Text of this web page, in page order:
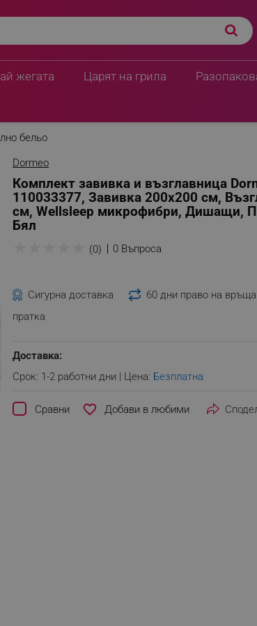
жегата Царят на грила
бельо
Dormeo
Комплект завивка и възглавница
110033377, Завивка 200х200 см,
см, Wellsleep микрофибри, Дишащи,
Бял
(0) 0 Въпроса
Сигурна доставка 60 дни право на
пратка
Доставка:
Срок: 1-2 работни дни | Цена: Безплатна
Сравни favorite_border